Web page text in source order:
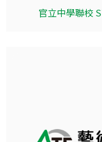
官立中學聯校